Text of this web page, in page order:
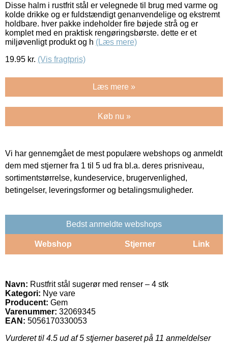
Disse halm i rustfrit stål er velegnede til brug med varme og
kolde drikke og er fuldstændigt genanvendelige og ekstremt
holdbare. hver pakke indeholder fire bøjede strå og er
komplet med en praktisk rengøringsbørste. dette er et
miljøvenligt produkt og h (Læs mere)
19.95 kr. (Vis fragtpris)
Læs mere »
Køb nu »
Vi har gennemgået de mest populære webshops og anmeldt
dem med stjerner fra 1 til 5 ud fra bl.a. deres prisniveau,
sortimentstørrelse, kundeservice, brugervenlighed,
betingelser, leveringsformer og betalingsmuligheder.
Bedst anmeldte webshops
Webshop Stjerner Link
Navn: Rustfrit stål sugerør med renser – 4 stk
Kategori: Nye vare
Producent: Gem
Varenummer: 32069345
EAN: 5056170330053
Vurderet til 4.5 ud af 5 stjerner baseret på 11 anmeldelser